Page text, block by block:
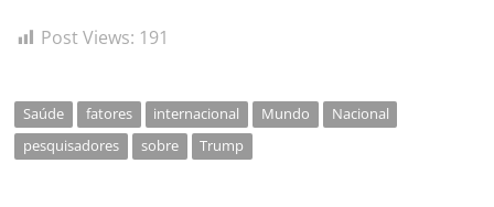
Post Views: 191
Saúde fatores internacional Mundo
Nacional
pesquisadores
sobre Trump